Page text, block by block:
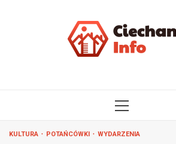
PRIMARY
KULTURA POTAŃCÓWKI WYDARZENIA